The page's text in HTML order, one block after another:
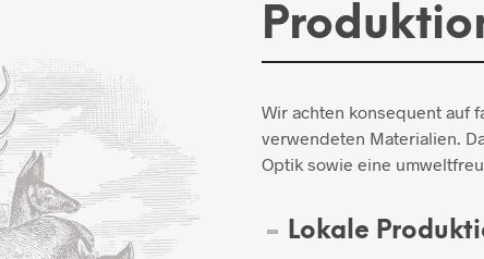
Wir achten konsequent auf
verwendeten Materialien.
Optik sowie eine
Lokale